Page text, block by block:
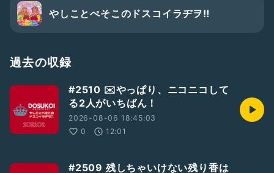
感想等はこちらからどうぞ♡
https://forms.gle/Xw34h8hQBimuuQFv6
☆ぺそどコ→https://radiotalk.jp/program/22542
☆やしこのぼちラヂ→
☆25/3/22収録
BGM : 「青空空港」 by かずち
#美少女戦士セーラームーン
#月の光は愛のメッセージ
やしことぺそこのドスコイラヂヲ‼︎
過去の収録
#2510 ✉️やっぱり、ニコニコして
る2人がいちばん！
2026-08-06 18:45:03
0
12:01
#2509 残しちゃいけない残り香は